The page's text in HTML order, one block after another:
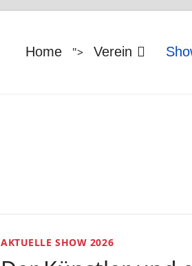
Home "> Verein
AKTUELLE SHOW 2026